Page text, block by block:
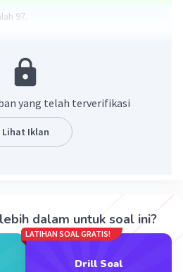
97.
yang telah terverifikasi
Lihat Iklan
dalam untuk soal ini?
LATIHAN SOAL GRATIS!
Drill Soal